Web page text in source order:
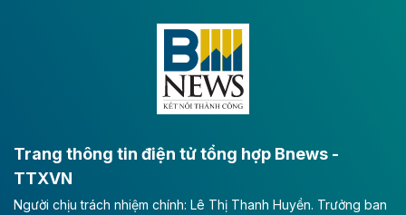
Đông A dài khoảng 25,1 km được kỳ vọng sẽ tạo động
lực phát triển kinh tế - xã hội khu vực phía Nam đồng
Long Thành
Tổng công ty Cảng hàng không Việt Nam - CTCP
(ACV) vừa lập kỷ lục mới về lợi nhuận trong quý
Trang thông tin điện tử tổng hợp Bnews -
TTXVN
Người chịu trách nhiệm chính: Lê Thị Thanh Huyền. Trưởng ban